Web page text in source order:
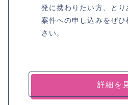
発に携わりたい方、とり
案件への申し込みをぜ
さい。
詳細を